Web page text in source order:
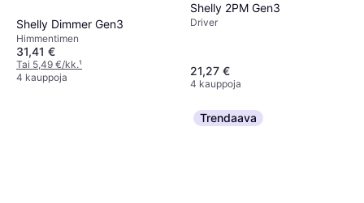
Shelly Dimmer Gen3
Himmentimen
31,41 €
Tai 5,49 €/kk.¹
4 kauppoja
Shelly 2PM Gen3
Driver
21,27 €
4 kauppoja
Trendaava